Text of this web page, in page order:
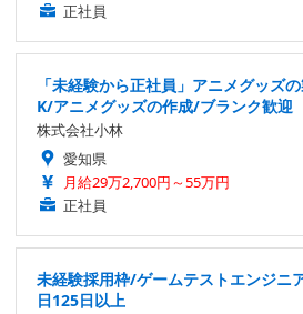
正社員
「未経験から正社員」アニメグッズ
K/アニメグッズの作成/ブランク歓迎
株式会社小林
愛知県
月給29万2,700円～55万円
正社員
未経験採用枠/ゲームテストエンジニ
日125日以上